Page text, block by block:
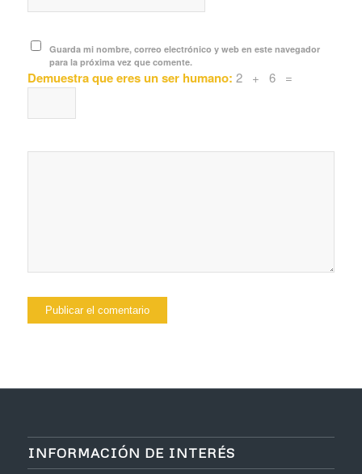
Guarda mi nombre, correo electrónico y web en este navegador
para la próxima vez que comente.
Demuestra que eres un ser humano: 2 + 6 =
INFORMACIÓN DE INTERÉS